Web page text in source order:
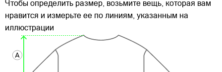
Чтобы определить размер, возьмите вещь, которая вам
нравится и измерьте ее по линиям, указанным на
иллюстрации